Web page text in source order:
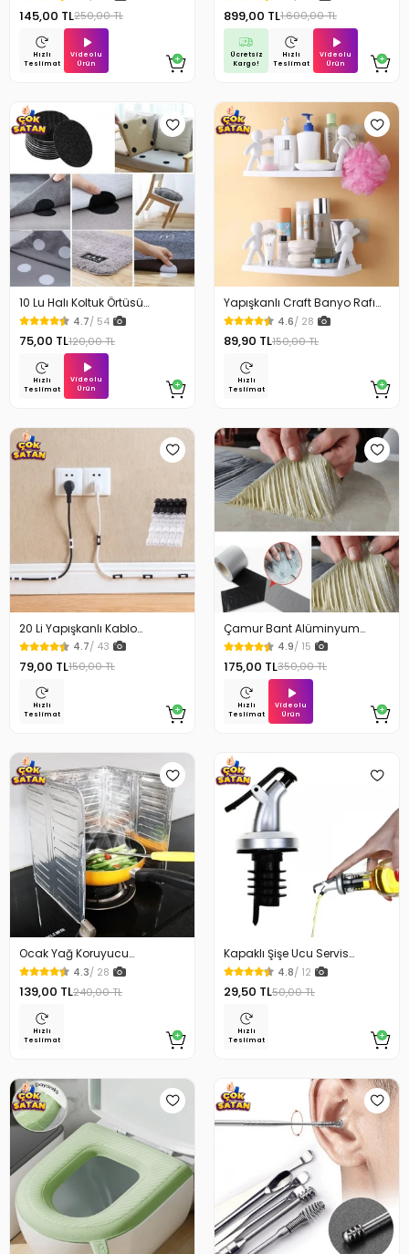
145,00 TL250,00 TL
Hızlı
Teslimat
Videolu
Ürün
899,00 TL1.600,00 TL
Ücretsiz
Kargo!
Hızlı
Teslimat
Videolu
Ürün
10 Lu Halı Koltuk Örtüsü
Kaydırmaz Cırtlı Pad
4.7/ 54
75,00 TL120,00 TL
Hızlı
Teslimat
Videolu
Ürün
Yapışkanlı Craft Banyo Rafı
Organizer 1 Adet
4.6/ 28
89,90 TL150,00 TL
Hızlı
Teslimat
20 Li Yapışkanlı Kablo
Sabitleyici Şeffaf Klips
4.7/ 43
79,00 TL150,00 TL
Hızlı
Teslimat
Çamur Bant Alüminyum
İzolasyon Tamir Bandı 5 Mt
4.9/ 15
175,00 TL350,00 TL
Hızlı
Teslimat
Videolu
Ürün
Ocak Yağ Koruyucu
Alüminyum Levha 32.5 x 84
Cm
4.3/ 28
139,00 TL240,00 TL
Hızlı
Teslimat
Kapaklı Şişe Ucu Servis
Aparatı Yağdanlık Tıpa
4.8/ 12
29,50 TL50,00 TL
Hızlı
Teslimat